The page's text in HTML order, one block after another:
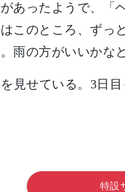
あったようで、「
このところ、ずっ
雨の方がいいかな
見せている。3日
特設